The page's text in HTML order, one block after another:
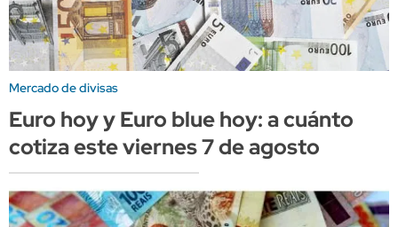
Mercado de divisas
Euro hoy y Euro blue hoy: a cuánto
cotiza este viernes 7 de agosto